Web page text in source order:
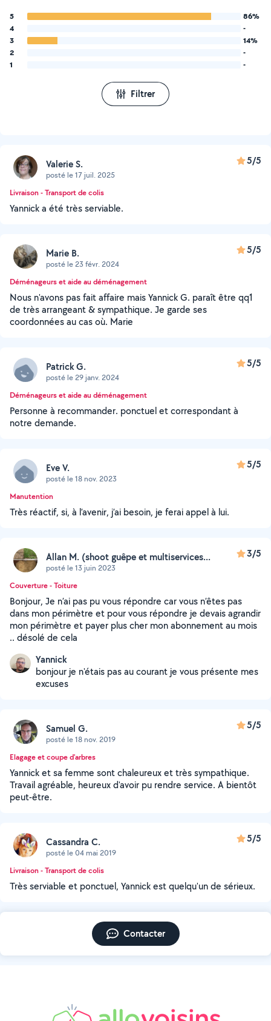
5
86%
4
-
3
14%
2
-
1
-
Filtrer
Valerie S.
posté le 17 juil. 2025
5/5
Livraison - Transport de colis
Yannick a été très serviable.
Marie B.
posté le 23 févr. 2024
5/5
Déménageurs et aide au déménagement
Nous n'avons pas fait affaire mais Yannick G. paraît être qq1
de très arrangeant & sympathique. Je garde ses
coordonnées au cas où. Marie
Patrick G.
posté le 29 janv. 2024
5/5
Déménageurs et aide au déménagement
Personne à recommander. ponctuel et correspondant à
notre demande.
Eve V.
posté le 18 nov. 2023
5/5
Manutention
Très réactif, si, à l’avenir, j’ai besoin, je ferai appel à lui.
Allan M. (shoot guêpe et multiservices...
posté le 13 juin 2023
3/5
Couverture - Toiture
Bonjour, Je n’ai pas pu vous répondre car vous n’êtes pas
dans mon périmètre et pour vous répondre je devais agrandir
mon périmètre et payer plus cher mon abonnement au mois
.. désolé de cela
Yannick
bonjour je n'étais pas au courant je vous présente mes
excuses
Samuel G.
posté le 18 nov. 2019
5/5
Elagage et coupe d'arbres
Yannick et sa femme sont chaleureux et très sympathique.
Travail agréable, heureux d'avoir pu rendre service. A bientôt
peut-être.
Cassandra C.
posté le 04 mai 2019
5/5
Livraison - Transport de colis
Très serviable et ponctuel, Yannick est quelqu'un de sérieux.
Contacter